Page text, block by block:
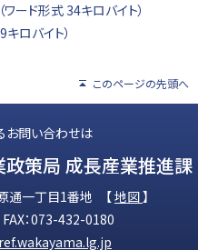
ード形式 34キロバイト）
ロバイト）
このページの先頭へ
お問い合わせは
策局 成長産業推進課
通一丁目1番地 【地図】
：073-432-0180